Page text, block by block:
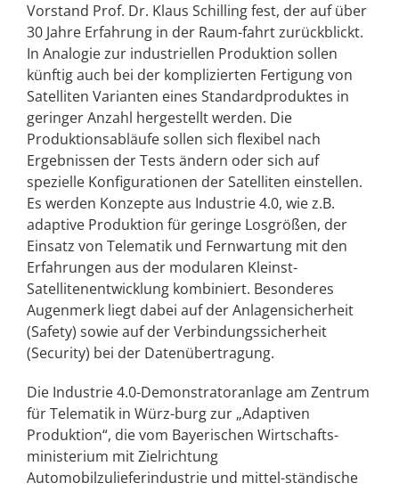
Vorstand Prof. Dr. Klaus Schilling fest, der auf über
30 Jahre Erfahrung in der Raum-fahrt zurückblickt.
In Analogie zur industriellen Produktion sollen
künftig auch bei der komplizierten Fertigung von
Satelliten Varianten eines Standardproduktes in
geringer Anzahl hergestellt werden. Die
Produktionsabläufe sollen sich flexibel nach
Ergebnissen der Tests ändern oder sich auf
spezielle Konfigurationen der Satelliten einstellen.
Es werden Konzepte aus Industrie 4.0, wie z.B.
adaptive Produktion für geringe Losgrößen, der
Einsatz von Telematik und Fernwartung mit den
Erfahrungen aus der modularen Kleinst-
Satellitenentwicklung kombiniert. Besonderes
Augenmerk liegt dabei auf der Anlagensicherheit
(Safety) sowie auf der Verbindungssicherheit
(Security) bei der Datenübertragung.
Die Industrie 4.0-Demonstratoranlage am Zentrum
für Telematik in Würz-burg zur „Adaptiven
Produktion“, die vom Bayerischen Wirtschafts-
ministerium mit Zielrichtung
Automobilzulieferindustrie und mittel-ständische